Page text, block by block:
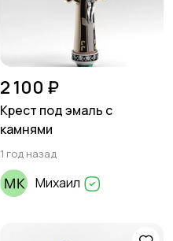
2 100 ₽
Крест под эмаль с
камнями
1 год назад
Михаил